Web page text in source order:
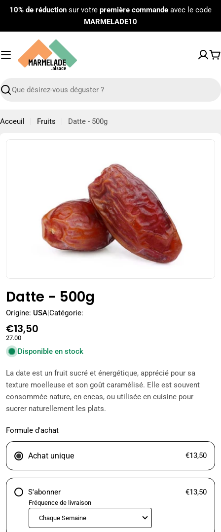
Passer10% de réduction sur votre première commande avec le code
MARMELADE10
Recherche
Acceuil Fruits Datte - 500g
Passer
Ouvrir le média 0 en mode modal
Datte - 500g
Origine: USA|Catégorie:
Prix
régulier
€13,50
27.00
Disponible en stock
La date est un fruit sucré et énergétique, apprécié pour sa
texture moelleuse et son goût caramélisé. Elle est souvent
consommée nature, en encas, ou utilisée en cuisine pour
sucrer naturellement les plats.
Formule d'achat
Achat unique €13,50
S'abonner €13,50
Fréquence de livraison